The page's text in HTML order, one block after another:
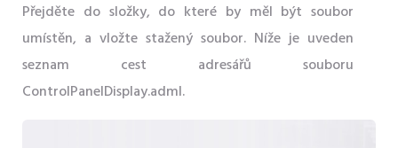
Přejděte do složky, do které by měl být soubor
umístěn, a vložte stažený soubor. Níže je uveden
seznam cest adresářů souboru
ControlPanelDisplay.adml.